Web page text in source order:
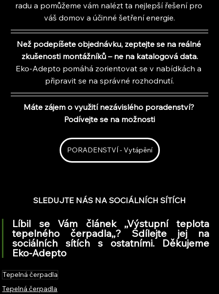
radu a pomůžeme vám nalézt ta nejlepší řešení pro
váš domov a účinné šetření energie.
Než podepíšete objednávku, zeptejte se na reálné
zkušenosti montážníků – ne na katalogová data.
Eko-Adepto pomáhá zorientovat se v nabídkách a
připravit se na správné rozhodnutí.
Máte zájem o využití nezávislého poradenství?
Podívejte se na možnosti
PORADENSTVÍ - Vytápění
SLEDUJTE NÁS NA SOCIÁLNÍCH SÍTÍCH
Líbil se Vám článek ,,Výstupní teplota
tepelného čerpadla,,? Sdílejte jej na
sociálních sítích s ostatními. Děkujeme
Eko-Adepto
Tepelná čerpadla
Tepelná čerpadla